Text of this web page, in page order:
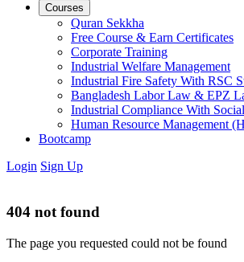
Courses
Quran Sekkha
Free Course & Earn Certificates
Corporate Training
Industrial Welfare Management
Industrial Fire Safety With RSC
Bangladesh Labor Law & EPZ
Industrial Compliance With
Human Resource Management
Bootcamp
Login Sign Up
404 not found
The page you requested could not be found